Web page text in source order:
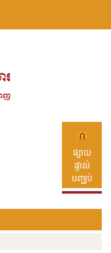
ផ្សាយ
ផ្ទាល់
បញ្ឈប់